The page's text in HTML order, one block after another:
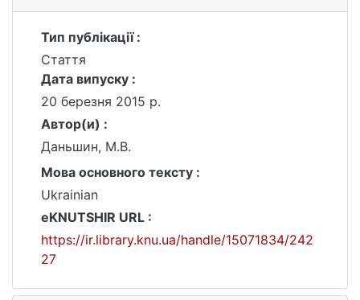
Тип публікації :
Стаття
Дата випуску :
20 березня 2015 р.
Автор(и) :
Даньшин, М.В.
Мова основного тексту :
Ukrainian
eKNUTSHIR URL :
https://ir.library.knu.ua/handle/15071834/242
27